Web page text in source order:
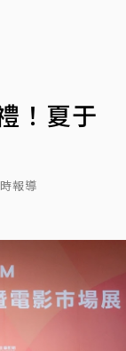
！夏于
報導